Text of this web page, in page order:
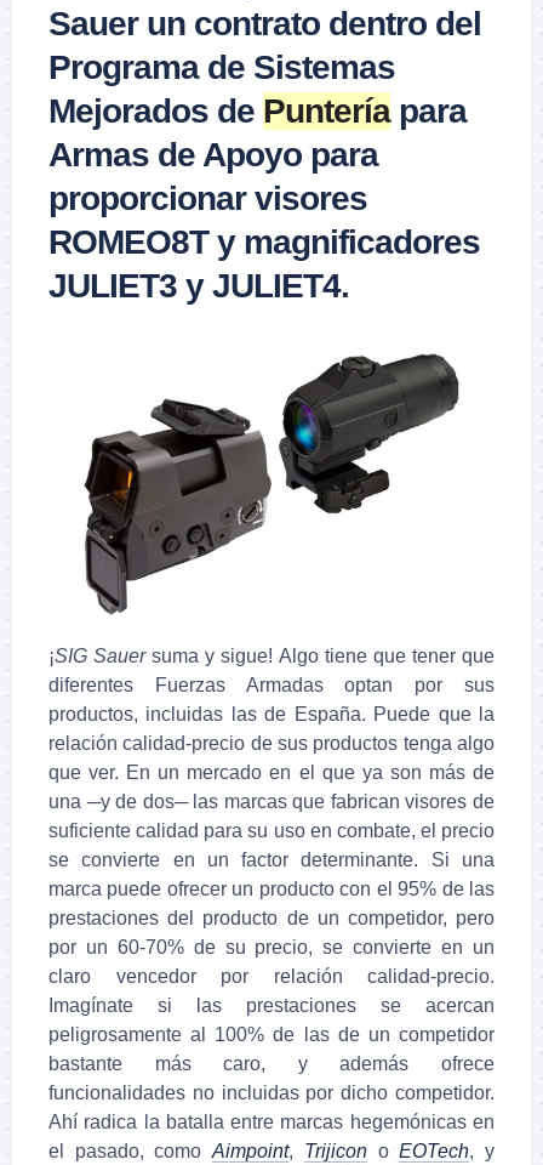
Sauer un contrato dentro del
Programa de Sistemas
Mejorados de Punteríapara
Armas de Apoyo para
proporcionar visores
ROMEO8T y magnificadores
JULIET3 y JULIET4.
¡SIG Sauersuma y sigue! Algo tiene que tener que
diferentes Fuerzas Armadas optan por sus
productos, incluidas las de España. Puede que la
relación calidad-precio de sus productos tenga algo
que ver. En un mercado en el que ya son más de
una ─y de dos─ las marcas que fabrican visores de
suficiente calidad para su uso en combate, el precio
se convierte en un factor determinante. Si una
marca puede ofrecer un producto con el 95% de las
prestaciones del producto de un competidor, pero
por un 60-70% de su precio, se convierte en un
claro vencedor por relación calidad-precio.
Imagínate si las prestaciones se acercan
peligrosamente al 100% de las de un competidor
bastante más caro, y además ofrece
funcionalidades no incluidas por dicho competidor.
Ahí radica la batalla entre marcas hegemónicas en
el pasado, comoAimpoint, TrijiconoEOTech, y